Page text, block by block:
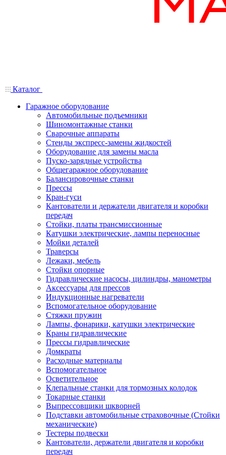
Каталог
Гаражное оборудование
Автомобильные подъемники
Шиномонтажные станки
Сварочные аппараты
Стенды экспресс-замены жидкостей
Оборудование для замены масла
Пуско-зарядные устройства
Общегаражное оборудование
Балансировочные станки
Прессы
Кран-гуси
Кантователи и держатели двигателя и коробки
передач
Стойки, платы трансмиссионные
Катушки электрические, лампы переносные
Мойки деталей
Траверсы
Лежаки, мебель
Стойки опорные
Гидравлические насосы, цилиндры, манометры
Аксессуары для прессов
Индукционные нагреватели
Вспомогательное оборудование
Стяжки пружин
Лампы, фонарики, катушки электрические
Краны гидравлические
Прессы гидравлические
Домкраты
Расходные материалы
Вспомогательное
Осветительное
Клепальные станки для тормозных колодок
Токарные станки
Выпрессовщики шкворней
Подставки автомобильные страховочные (Стойки
механические)
Тестеры подвески
Кантователи, держатели двигателя и коробки
передач